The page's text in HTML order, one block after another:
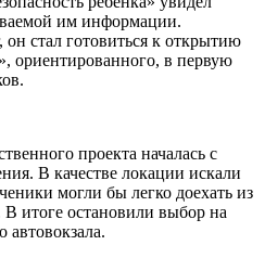
им информации.
стал готовиться к открытию
ориентированного, в первую
проекта началась с
В качестве локации искали
могли бы легко доехать из
итоге остановили выбор на